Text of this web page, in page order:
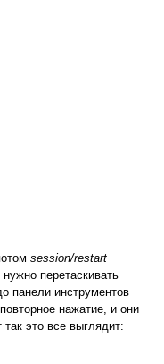
session/restart
перетаскивать
панели инструментов
нажатие, и они
это все выглядит: